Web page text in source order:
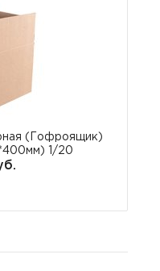
(Гофроящик)
1/20